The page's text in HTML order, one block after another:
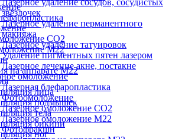
CO2
M22
на аппарате М22
лица
подмышек
тела
бикини
ног
Лазерное удаление сосудов, сосудистых
звёздочек
Лазерное удаление перманентного
макияжа
Лазерное удаление татуировок
Удаление пигментных пятен лазером
Лазерное лечение акне, постакне
омоложение
Лазерная блефаропластика
Фотоомоложение
Лазерное омоложение CO2
Лазерное омоложение M22
Фотофракшн